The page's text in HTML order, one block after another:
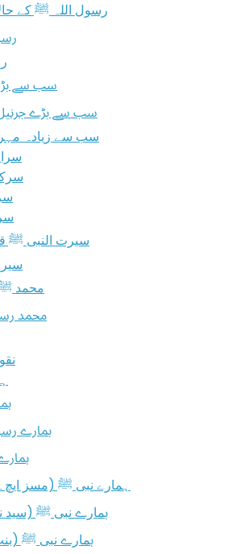
رسول اللہ ﷺ کے
سب سے
سب سے بڑے
سب سے زیادہ
سیرت النبی ﷺ
محمد
محمد
ہمارے
ہمارے نبی ﷺ (مسز
ہمارے نبی ﷺ (سید
ہمارے نبی ﷺ